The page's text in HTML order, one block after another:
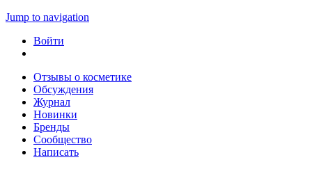
Jump to navigation
Войти
Отзывы о косметике
Обсуждения
Журнал
Новинки
Бренды
Сообщество
Написать